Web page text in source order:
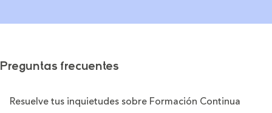
Preguntas frecuentes
Resuelve tus inquietudes sobre Formación Continua